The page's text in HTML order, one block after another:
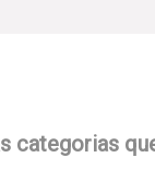
categorias